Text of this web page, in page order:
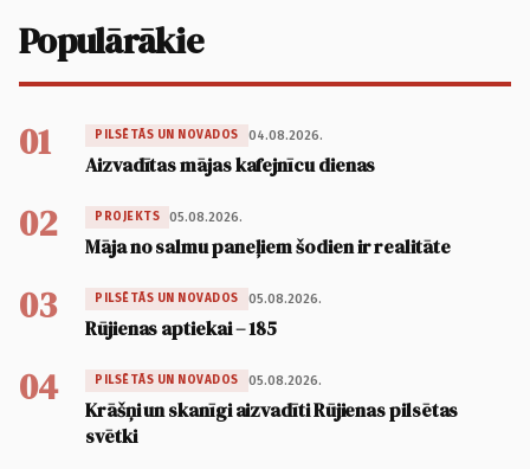
Populārākie
01 PILSĒTĀS UN NOVADOS 04.08.2026.
Aizvadītas mājas kafejnīcu dienas
02 PROJEKTS 05.08.2026.
Māja no salmu paneļiem šodien ir realitāte
03 PILSĒTĀS UN NOVADOS 05.08.2026.
Rūjienas aptiekai – 185
04 PILSĒTĀS UN NOVADOS 05.08.2026.
Krāšņi un skanīgi aizvadīti Rūjienas pilsētas
svētki